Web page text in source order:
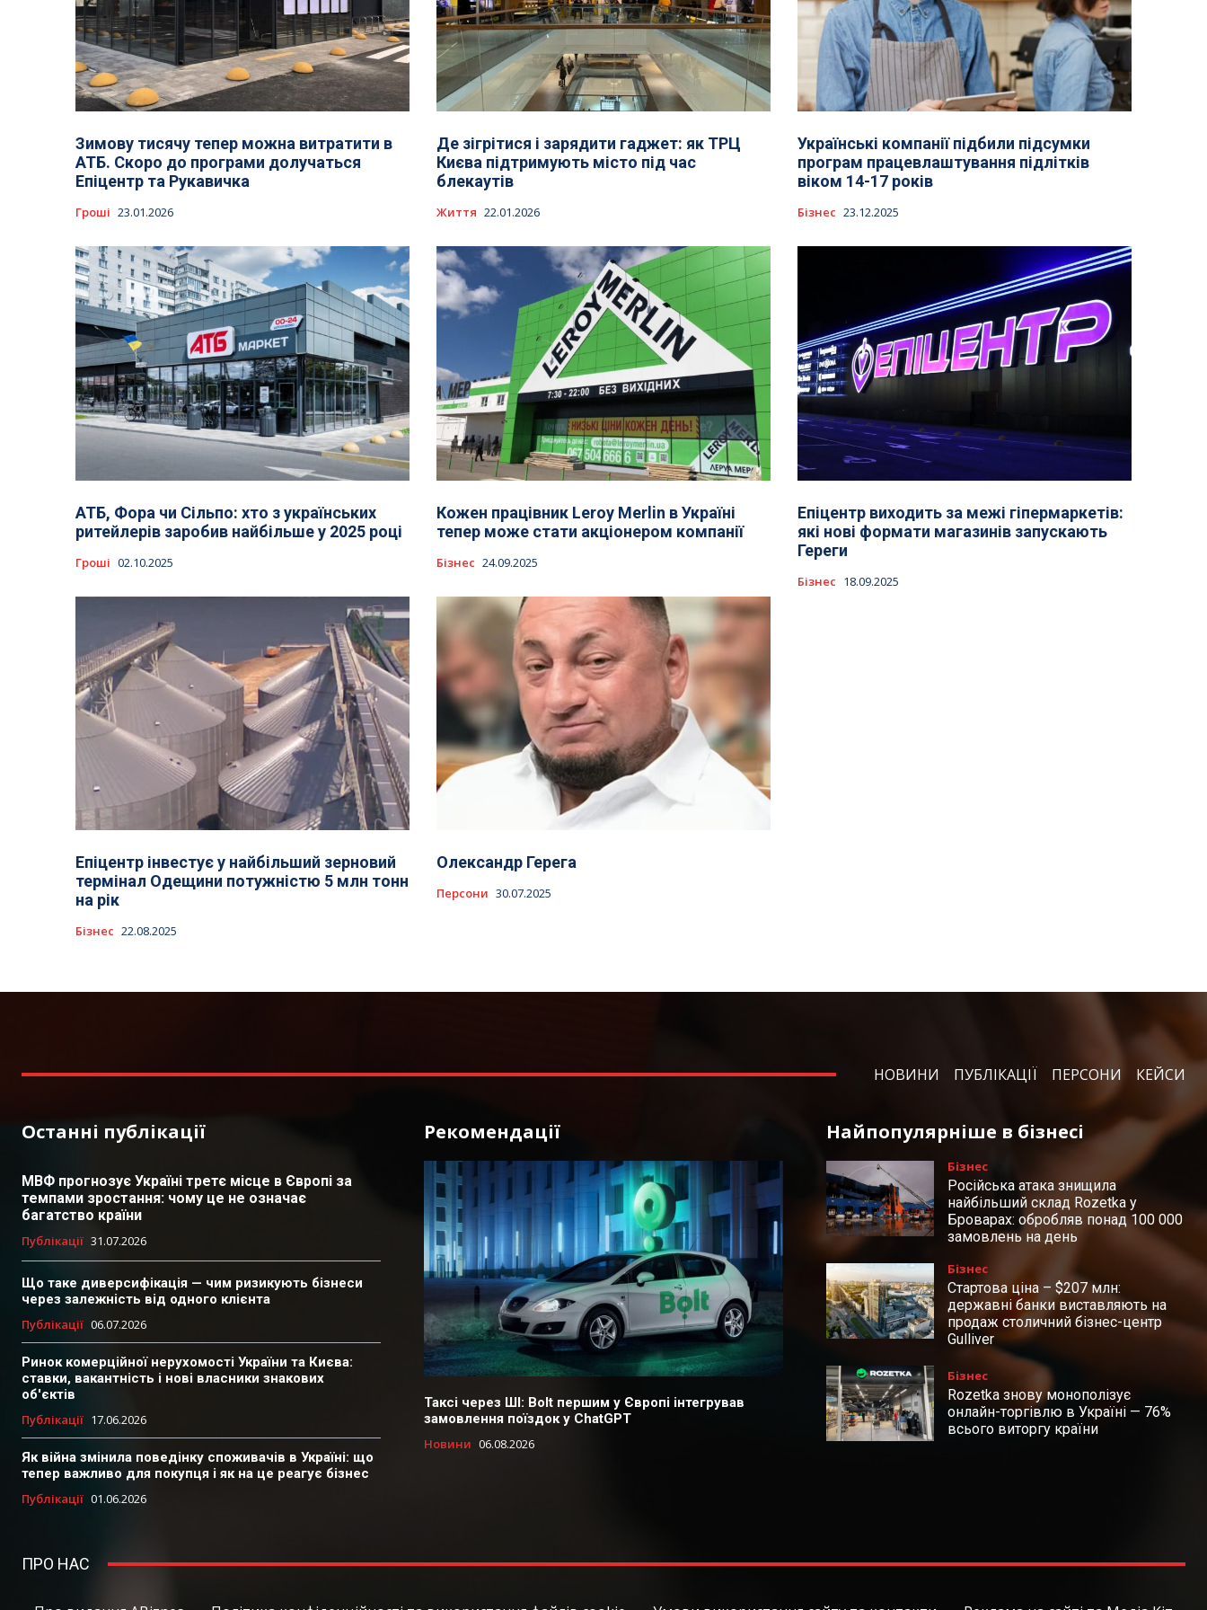
Зимову тисячу тепер можна витратити в
АТБ. Cкоро до програми долучаться
Епіцентр та Рукавичка
Гроші 23.01.2026
Де зігрітися і зарядити гаджет: як ТРЦ
Києва підтримують місто під час
блекаутів
Життя 22.01.2026
Українські компанії підбили підсумки
програм працевлаштування підлітків
віком 14-17 років
Бізнес 23.12.2025
АТБ, Фора чи Сільпо: хто з українських
ритейлерів заробив найбільше у 2025 році
Гроші 02.10.2025
Кожен працівник Leroy Merlin в Україні
тепер може стати акціонером компанії
Бізнес 24.09.2025
Епіцентр виходить за межі гіпермаркетів:
які нові формати магазинів запускають
Гереги
Бізнес 18.09.2025
Епіцентр інвестує у найбільший зерновий
термінал Одещини потужністю 5 млн тонн
на рік
Бізнес 22.08.2025
Олександр Герега
Персони 30.07.2025
НОВИНИ ПУБЛІКАЦІЇ ПЕРСОНИ КЕЙСИ
Останні публікації
МВФ прогнозує Україні третє місце в Європі за
темпами зростання: чому це не означає
багатство країни
Публікації 31.07.2026
Що таке диверсифікація — чим ризикують бізнеси
через залежність від одного клієнта
Публікації 06.07.2026
Ринок комерційної нерухомості України та Києва:
ставки, вакантність і нові власники знакових
об'єктів
Публікації 17.06.2026
Як війна змінила поведінку споживачів в Україні: що
тепер важливо для покупця і як на це реагує бізнес
Публікації 01.06.2026
Рекомендації
Таксі через ШІ: Bolt першим у Європі інтегрував
замовлення поїздок у ChatGPT
Новини 06.08.2026
Найпопулярніше в бізнесі
Бізнес
Російська атака знищила
найбільший склад Rozetka у
Броварах: обробляв понад 100 000
замовлень на день
Бізнес
Стартова ціна – $207 млн:
державні банки виставляють на
продаж столичний бізнес-центр
Gulliver
Бізнес
Rozetka знову монополізує
онлайн-торгівлю в Україні — 76%
всього виторгу країни
ПРО НАС